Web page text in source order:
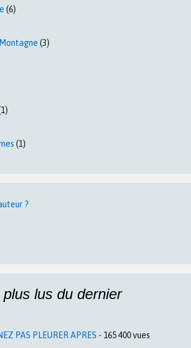
(6)
(3)
(1)
?
lus du dernier
PAS PLEURER APRES - 165 400 vues